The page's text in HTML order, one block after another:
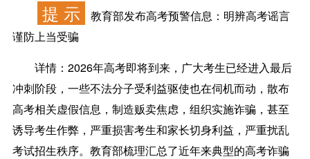
提 示
教育部发布高考预警信息：明辨高考谣言
谨防上当受骗
详情： 2026年高考即将到来，广大考生已经进入最后
冲刺阶段，一些不法分子受利益驱使也在伺机而动，散布
高考相关虚假信息，制造贩卖焦虑，组织实施诈骗，甚至
诱导考生作弊，严重损害考生和家长切身利益，严重扰乱
考试招生秩序。教育部梳理汇总了近年来典型的高考诈骗